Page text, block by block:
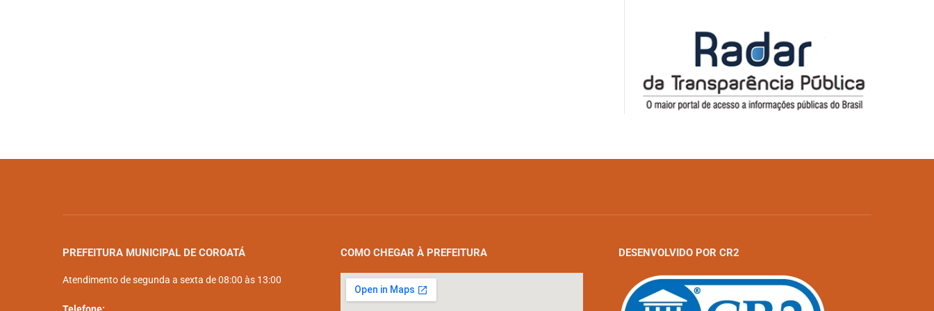
PREFEITURA MUNICIPAL DE COROATÁ
Atendimento de segunda a sexta de 08:00 às 13:00
COMO CHEGAR À PREFEITURA DESENVOLVIDO POR CR2